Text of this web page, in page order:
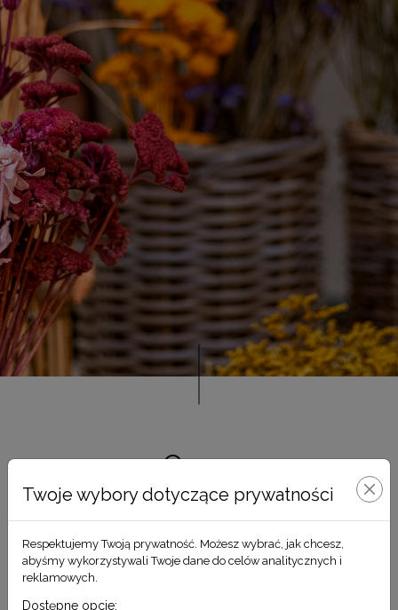
O nas
Jest nam niezmiernie miło gościć Cię na naszej
suszonych i stabilizowanych.
Twoje wybory dotyczące prywatności
Respektujemy Twoją prywatność. Możesz wybrać, jak chcesz,
abyśmy wykorzystywali Twoje dane do celów analitycznych i
reklamowych.
Dostępne opcje: